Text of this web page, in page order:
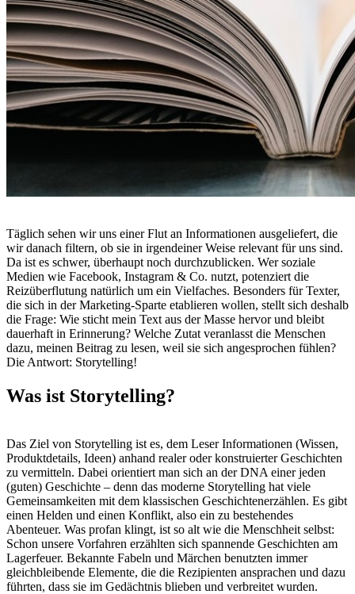
Täglich sehen wir uns einer Flut an Informationen ausgeliefert, die
wir danach filtern, ob sie in irgendeiner Weise relevant für uns sind.
Da ist es schwer, überhaupt noch durchzublicken. Wer soziale
Medien wie Facebook, Instagram & Co. nutzt, potenziert die
Reizüberflutung natürlich um ein Vielfaches. Besonders für Texter,
die sich in der Marketing-Sparte etablieren wollen, stellt sich deshalb
die Frage: Wie sticht mein Text aus der Masse hervor und bleibt
dauerhaft in Erinnerung? Welche Zutat veranlasst die Menschen
dazu, meinen Beitrag zu lesen, weil sie sich angesprochen fühlen?
Die Antwort: Storytelling!
Was ist Storytelling?
Das Ziel von Storytelling ist es, dem Leser Informationen (Wissen,
Produktdetails, Ideen) anhand realer oder konstruierter Geschichten
zu vermitteln. Dabei orientiert man sich an der DNA einer jeden
(guten) Geschichte – denn das moderne Storytelling hat viele
Gemeinsamkeiten mit dem klassischen Geschichtenerzählen. Es gibt
einen Helden und einen Konflikt, also ein zu bestehendes
Abenteuer. Was profan klingt, ist so alt wie die Menschheit selbst:
Schon unsere Vorfahren erzählten sich spannende Geschichten am
Lagerfeuer. Bekannte Fabeln und Märchen benutzten immer
gleichbleibende Elemente, die die Rezipienten ansprachen und dazu
führten, dass sie im Gedächtnis blieben und verbreitet wurden.